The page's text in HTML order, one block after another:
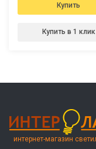
Купить
Купить в 1 клик
интернет-магазин